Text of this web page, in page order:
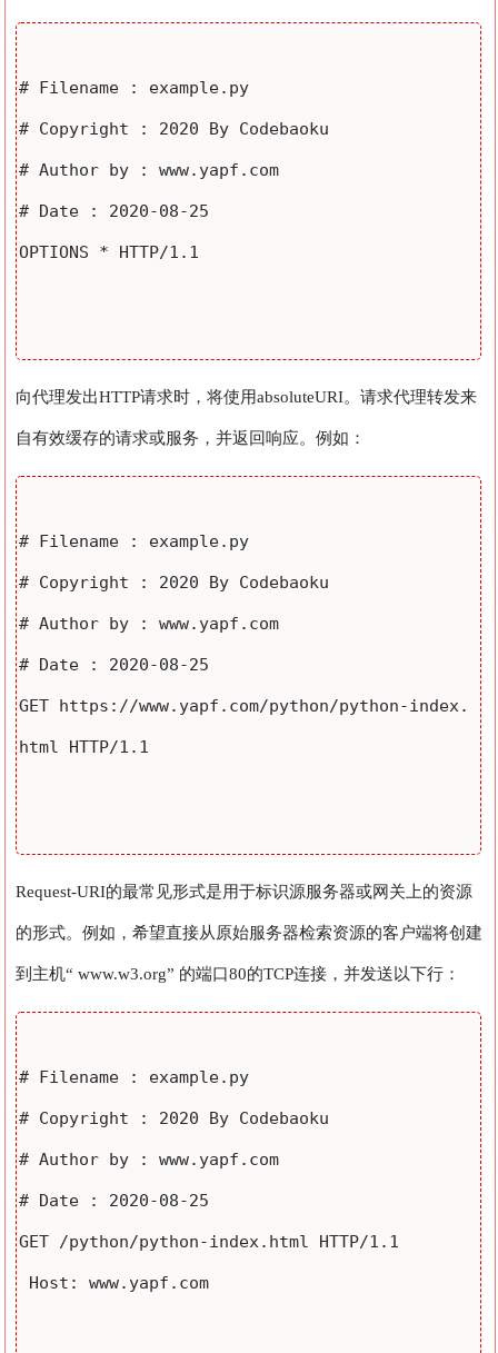
# Filename : example.py
# Copyright : 2020 By Codebaoku
# Author by : www.yapf.com
# Date : 2020-08-25
OPTIONS * HTTP/1.1
向代理发出HTTP请求时，将使用absoluteURI。请求代理转发来
自有效缓存的请求或服务，并返回响应。例如：
# Filename : example.py
# Copyright : 2020 By Codebaoku
# Author by : www.yapf.com
# Date : 2020-08-25
GET https://www.yapf.com/python/python-index.
html HTTP/1.1
Request-URI的最常见形式是用于标识源服务器或网关上的资源
的形式。例如，希望直接从原始服务器检索资源的客户端将创建
到主机“ www.w3.org” 的端口80的TCP连接，并发送以下行：
# Filename : example.py
# Copyright : 2020 By Codebaoku
# Author by : www.yapf.com
# Date : 2020-08-25
GET /python/python-index.html HTTP/1.1